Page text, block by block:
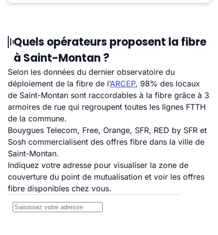
Quels opérateurs proposent la fibre
à Saint-Montan ?
Selon les données du dernier observatoire du
déploiement de la fibre de l’ARCEP, 98% des locaux
de Saint-Montan sont raccordables à la fibre grâce à 3
armoires de rue qui regroupent toutes les lignes FTTH
de la commune.
Bouygues Telecom, Free, Orange, SFR, RED by SFR et
Sosh commercialisent des offres fibre dans la ville de
Saint-Montan.
Indiquez votre adresse pour visualiser la zone de
couverture du point de mutualisation et voir les offres
fibre disponibles chez vous.